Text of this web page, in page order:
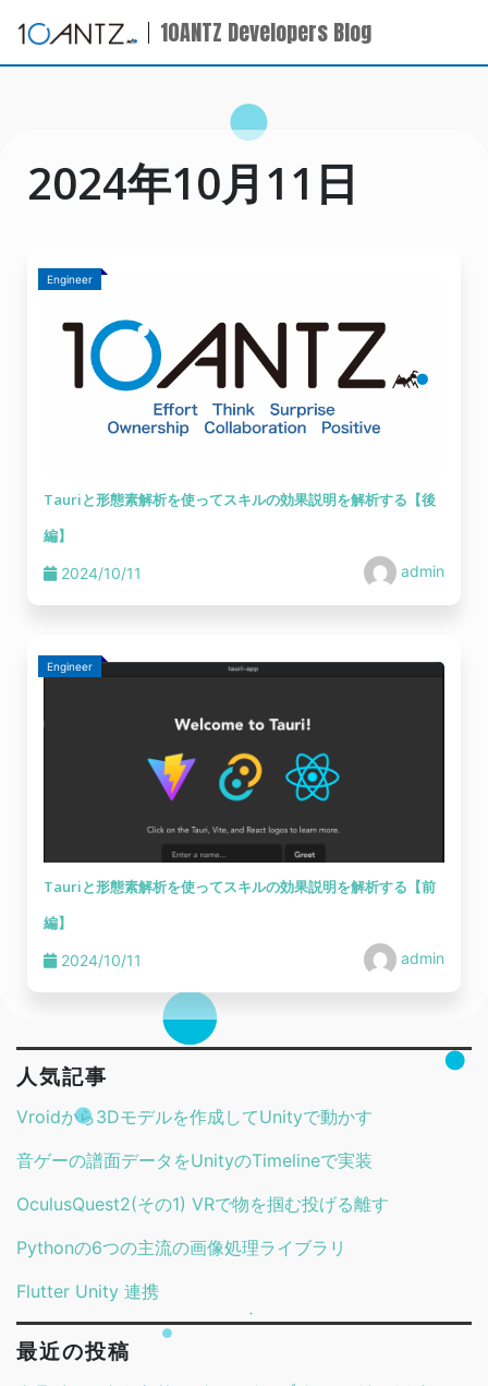
10ANTZ Developers Blog
2024年10月11日
Engineer
Tauriと形態素解析を使ってスキルの効果説明を解析する【後
編】
2024/10/11 admin
Engineer
Tauriと形態素解析を使ってスキルの効果説明を解析する【前
編】
2024/10/11 admin
人気記事
Vroidから3Dモデルを作成してUnityで動かす
音ゲーの譜面データをUnityのTimelineで実装
OculusQuest2(その1) VRで物を掴む投げる離す
Pythonの6つの主流の画像処理ライブラリ
Flutter Unity 連携
最近の投稿